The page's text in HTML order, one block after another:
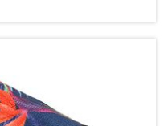
amacıyla değil,
harika olan bir